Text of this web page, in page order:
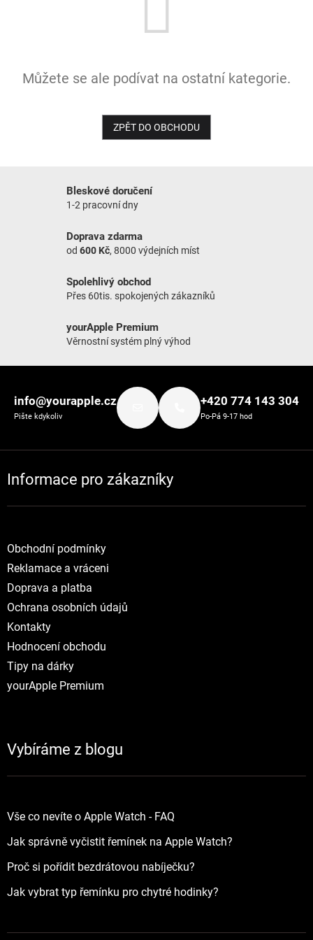
Můžete se ale podívat na ostatní kategorie.
ZPĚT DO OBCHODU
Bleskové doručení
1-2 pracovní dny
Doprava zdarma
od 600 Kč, 8000 výdejních míst
Spolehlivý obchod
Přes 60tis. spokojených zákazníků
yourApple Premium
Věrnostní systém plný výhod
info@yourapple.cz
Pište kdykoliv
+420 774 143 304
Po-Pá 9-17 hod
Informace pro zákazníky
Obchodní podmínky
Reklamace a vráceni
Doprava a platba
Ochrana osobních údajů
Kontakty
Hodnocení obchodu
Tipy na dárky
yourApple Premium
Vybíráme z blogu
Vše co nevíte o Apple Watch - FAQ
Jak správně vyčistit řemínek na Apple Watch?
Proč si pořídit bezdrátovou nabíječku?
Jak vybrat typ řemínku pro chytré hodinky?